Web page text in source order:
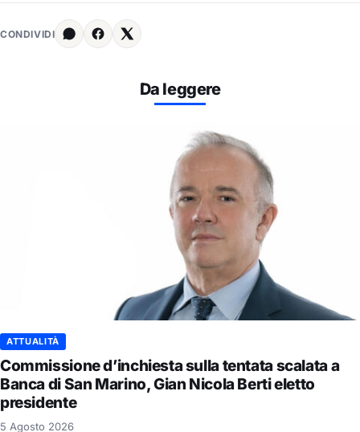
CONDIVIDI
Da leggere
ATTUALITÀ
Commissione d’inchiesta sulla tentata scalata a
Banca di San Marino, Gian Nicola Berti eletto
presidente
5 Agosto 2026